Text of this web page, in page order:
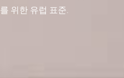
를 위한 유럽 표준.